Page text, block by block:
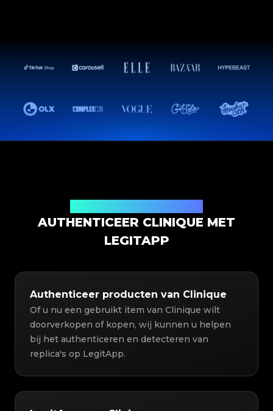
AUTHENTICEER CLINIQUE MET
LEGITAPP
Authenticeer producten van Clinique
Of u nu een gebruikt item van Clinique wilt
doorverkopen of kopen, wij kunnen u helpen
bij het authenticeren en detecteren van
replica's op LegitApp.